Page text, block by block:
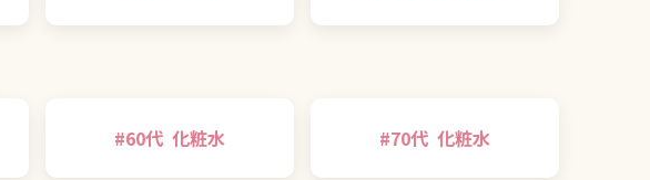
#60代 化粧水 #70代 化粧水